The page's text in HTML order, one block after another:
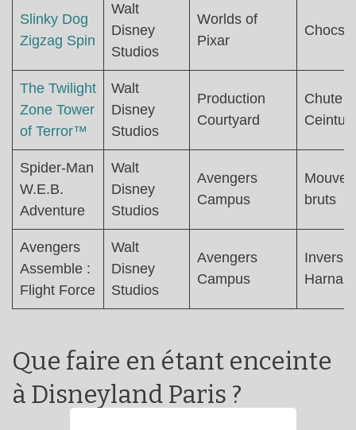
Slinky Dog
Zigzag Spin
Walt
Disney
Studios
Worlds of
Pixar
Chocs
The Twilight
Zone Tower
of Terror™
Walt
Disney
Studios
Production
Courtyard
Chute
Spider-Man
W.E.B.
Adventure
Walt
Disney
Studios
Avengers
Campus
bruts
Avengers
Assemble :
Flight Force
Walt
Disney
Studios
Avengers
Campus
Harnais
Que faire en étant enceinte
à Disneyland Paris ?